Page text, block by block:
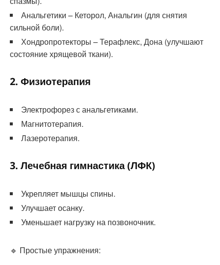
Анальгетики – Кеторол, Анальгин (для снятия
сильной боли).
Хондропротекторы – Терафлекс, Дона (улучшают
состояние хрящевой ткани).
2. Физиотерапия
Электрофорез с анальгетиками.
Магнитотерапия.
Лазеротерапия.
3. Лечебная гимнастика (ЛФК)
Укрепляет мышцы спины.
Улучшает осанку.
Уменьшает нагрузку на позвоночник.
🔹 Простые упражнения: